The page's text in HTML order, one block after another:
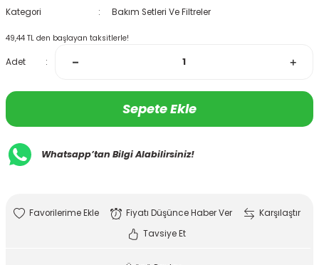
Kategori
Bakım Setleri Ve Filtreler
49,44 TL den başlayan taksitlerle!
Adet
Sepete Ekle
Whatsapp’tan Bilgi Alabilirsiniz!
Fiyatı Düşünce Haber Ver
Karşılaştır
Tavsiye Et